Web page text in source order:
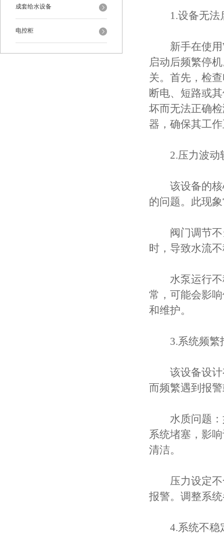
成套给水设备
电控柜
1.设备无法
新手在使用
启动后频繁停
关。首先，检
断电、短路或
坏而无法正确
器，确保其工
2.压力波动
该设备的核心
的问题。此现
阀门调节不
时，导致水流
水泵运行不
常，可能会影
和维护。
3.系统频繁
该设备设计有
而频繁遇到报
水质问题：如
系统堵塞，影
清洁。
压力设定不合
报警。调整系
4.系统不稳